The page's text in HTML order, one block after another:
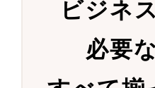
ビジネ
必要